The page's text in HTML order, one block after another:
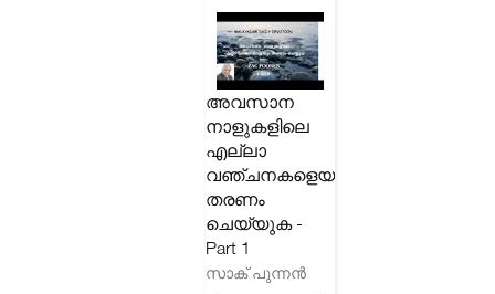
അവസാന
നാളുകളിലെ
എല്ലാ
വഞ്ചനകളെയും
തരണം
ചെയ്യുക -
Part 1
സാക് പുന്നൻ